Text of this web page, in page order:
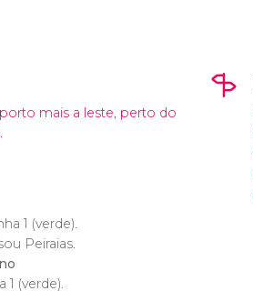
mais a leste, perto do
1 (verde).
Peiraias.
1 (verde).